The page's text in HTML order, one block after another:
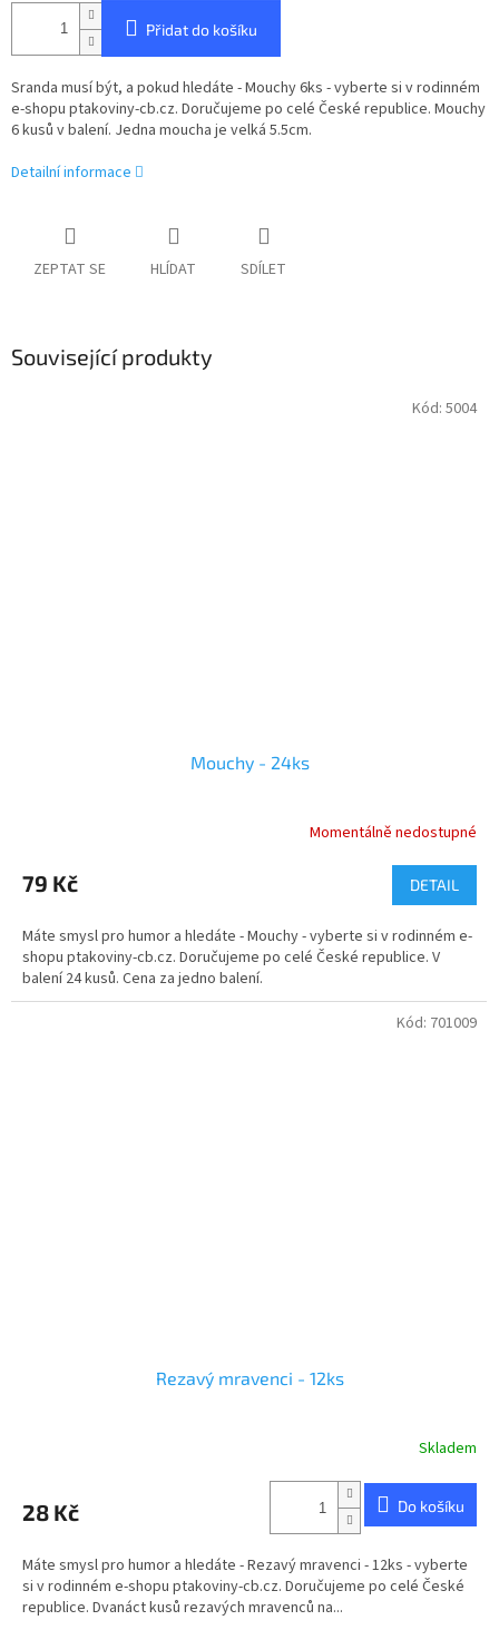
Přidat do košíku
Sranda musí být, a pokud hledáte - Mouchy 6ks - vyberte si v rodinném
e-shopu ptakoviny-cb.cz. Doručujeme po celé České republice. Mouchy
6 kusů v balení. Jedna moucha je velká 5.5cm.
Detailní informace
ZEPTAT SE HLÍDAT SDÍLET
Související produkty
Mouchy - 24ks
Momentálně nedostupné
79 Kč DETAIL
Máte smysl pro humor a hledáte - Mouchy - vyberte si v rodinném e-
shopu ptakoviny-cb.cz. Doručujeme po celé České republice. V
balení 24 kusů. Cena za jedno balení.
Kód: 5004
Rezavý mravenci - 12ks
Skladem
28 Kč Do košíku
Máte smysl pro humor a hledáte - Rezavý mravenci - 12ks - vyberte
si v rodinném e-shopu ptakoviny-cb.cz. Doručujeme po celé České
republice. Dvanáct kusů rezavých mravenců na...
Kód: 701009